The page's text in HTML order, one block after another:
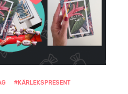
#KÄRLEKSPRESENT